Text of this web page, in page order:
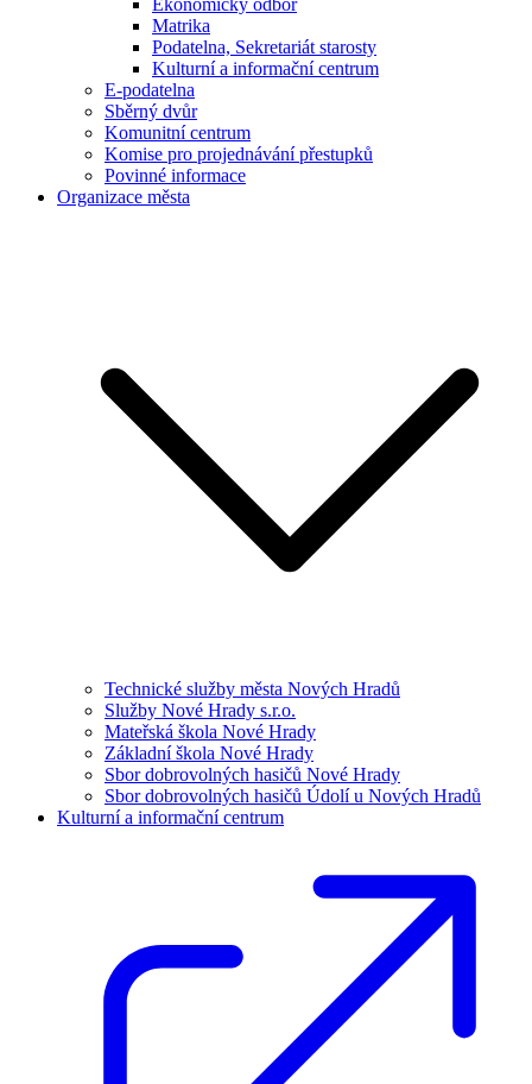
Ekonomický odbor
Matrika
Podatelna, Sekretariát starosty
Kulturní a informační centrum
E-podatelna
Sběrný dvůr
Komunitní centrum
Komise pro projednávání přestupků
Povinné informace
Organizace města
Technické služby města Nových Hradů
Služby Nové Hrady s.r.o.
Mateřská škola Nové Hrady
Základní škola Nové Hrady
Sbor dobrovolných hasičů Nové Hrady
Sbor dobrovolných hasičů Údolí u Nových Hradů
Kulturní a informační centrum